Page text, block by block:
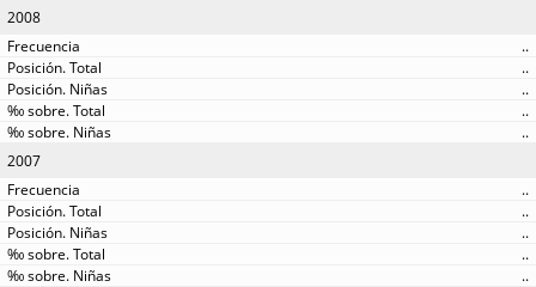
2008
..
..
..
..
..
2007
..
..
..
..
..